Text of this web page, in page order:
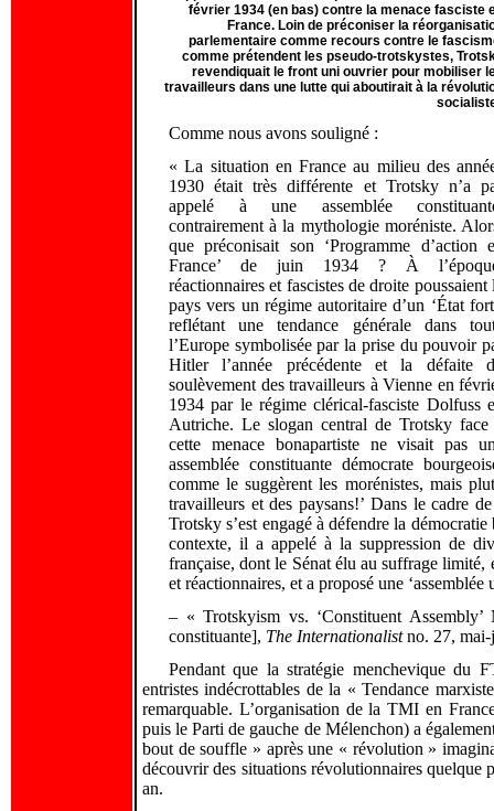
février 1934 (en bas) contre la menace fasciste
France. Loin de préconiser la
parlementaire comme recours contre le
comme prétendent les pseudo-trotskystes,
revendiquait le front uni ouvrier pour mobiliser
travailleurs dans une lutte qui aboutirait à la
Comme nous avons souligné :
« La situation en France au milieu des
1930 était très différente et Trotsky n’a
appelé à une assemblée
contrairement à la mythologie moréniste.
que préconisait son ‘Programme d’action
France’ de juin 1934 ? À
réactionnaires et fascistes de droite poussaient
pays vers un régime autoritaire d’un ‘État
reflétant une tendance générale dans
l’Europe symbolisée par la prise du pouvoir
Hitler l’année précédente et la défaite
soulèvement des travailleurs à Vienne en
1934 par le régime clérical-fasciste Dolfuss
Autriche. Le slogan central de Trotsky face
cette menace bonapartiste ne visait pas
assemblée constituante démocrate
comme le suggèrent les morénistes, mais
travailleurs et des paysans!’ Dans le cadre
Trotsky s’est engagé à défendre la
contexte, il a appelé à la suppression de
française, dont le Sénat élu au suffrage
et réactionnaires, et a proposé une
– « Trotskyism vs. ‘Constituent
constituante], The Internationalistno. 27,
Pendant que la stratégie menchevique du
entristes indécrottables de la « Tendance
remarquable. L’organisation de la TMI en
puis le Parti de gauche de Mélenchon) a
bout de souffle » après une « révolution »
découvrir des situations révolutionnaires quelque
an.